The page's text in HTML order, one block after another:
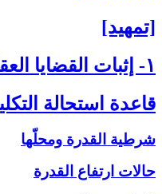
[تمهيد]
۱- إثبات القضايا العقليّة
قاعدة استحالة
شرطية القدرة ومحلّها
حالات ارتفاع القدرة